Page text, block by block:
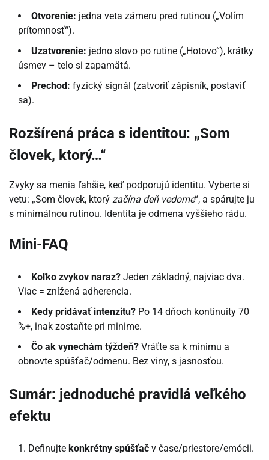
Otvorenie: jedna veta zámeru pred rutinou („Volím
prítomnosť“).
Uzatvorenie: jedno slovo po rutine („Hotovo“), krátky
úsmev – telo si zapamätá.
Prechod: fyzický signál (zatvoriť zápisník, postaviť
sa).
Rozšírená práca s identitou: „Som
človek, ktorý…“
Zvyky sa menia ľahšie, keď podporujú identitu. Vyberte si
vetu: „Som človek, ktorý začína deň vedome“, a spárujte ju
s minimálnou rutinou. Identita je odmena vyššieho rádu.
Mini-FAQ
Koľko zvykov naraz? Jeden základný, najviac dva.
Viac = znížená adherencia.
Kedy pridávať intenzitu? Po 14 dňoch kontinuity 70
%+, inak zostaňte pri minime.
Čo ak vynechám týždeň? Vráťte sa k minimu a
obnovte spúšťač/odmenu. Bez viny, s jasnosťou.
Sumár: jednoduché pravidlá veľkého
efektu
Definujte konkrétny spúšťač v čase/priestore/emócii.